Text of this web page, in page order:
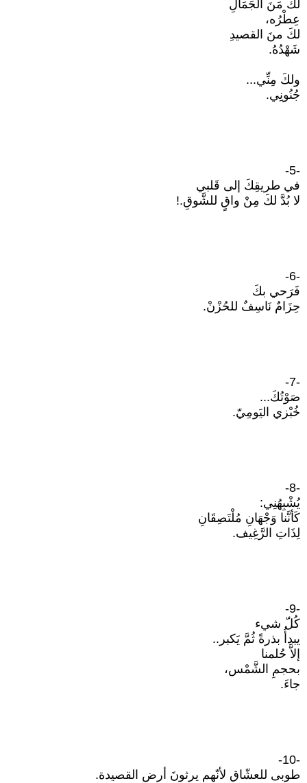
لكَ مَنَ الجَمَالِ
عِطْرُه،
لكَ منَ القصيدِ
شَهْدُهُ.
ولكَ مِنِّي...
جُنُونِِي.
-5-
في طريقِكَ إلى قَلبي
لا بُدَّ لكَ مِنْ واقٍ للشَّوقِ.!
-6-
فَرَحي بكَ
حِزَامٌ نَاسِفٌ للحُزْنْ.
-7-
صَوْتُكَ...
خُبْزي اليَومِيّ.
-8-
يُشْبِهُنِي:
كَأنَّنا وَجْهَانِ مُلْتَصِقَانِ
لِذَاتِ الرَّغِيف.
-9-
كُلّ شيء
يبدأُ بذرةً ثُمَّ يَكبر..
إلاَّ حُلمنا
بحجمِ الشَّمْس،
جاءَ.
-10-
طوبى للعشّاق لأنّهم يرثونَ أرض القصيدة.